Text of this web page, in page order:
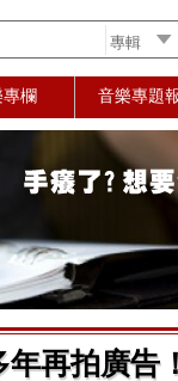
欄 音樂專題
年再拍廣告